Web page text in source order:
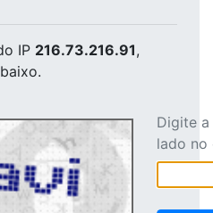
IP 216.73.216.91,
Digite
lado no